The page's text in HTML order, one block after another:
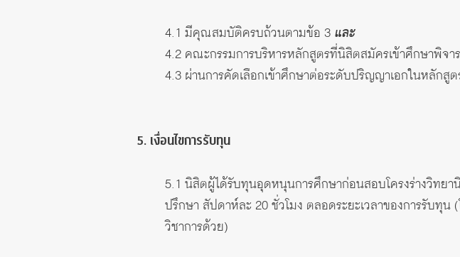
4.1 มีคุณสมบัติครบถ้วนตามข้อ 3 และ
4.2 คณะกรรมการบริหารหลักสูตรที่นิสิตสมัครเข้าศึกษาพิจ
4.3 ผ่านการคัดเลือกเข้าศึกษาต่อระดับปริญญาเอกในหลั
5. เงื่อนไขการรับทุน
5.1 นิสิตผู้ได้รับทุนอุดหนุนการศึกษาก่อนสอบโครงร่างวิทย
ปรึกษา สัปดาห์ละ 20 ชั่วโมง ตลอดระยะเวลาของการรับทุ
วิชาการด้วย)